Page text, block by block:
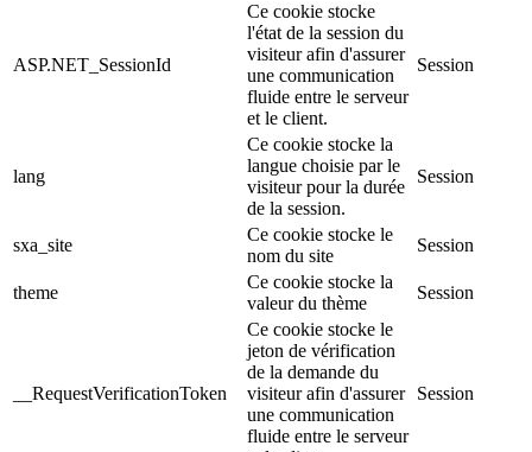
ASP.NET_SessionId
Ce cookie stocke
l'état de la session du
visiteur afin d'assurer
une communication
fluide entre le serveur
et le client.
Session
lang
Ce cookie stocke la
langue choisie par le
visiteur pour la durée
de la session.
Session
sxa_site
Ce cookie stocke le
nom du site
Session
theme
Ce cookie stocke la
valeur du thème
Session
__RequestVerificationToken
Ce cookie stocke le
jeton de vérification
de la demande du
visiteur afin d'assurer
une communication
fluide entre le serveur
Session